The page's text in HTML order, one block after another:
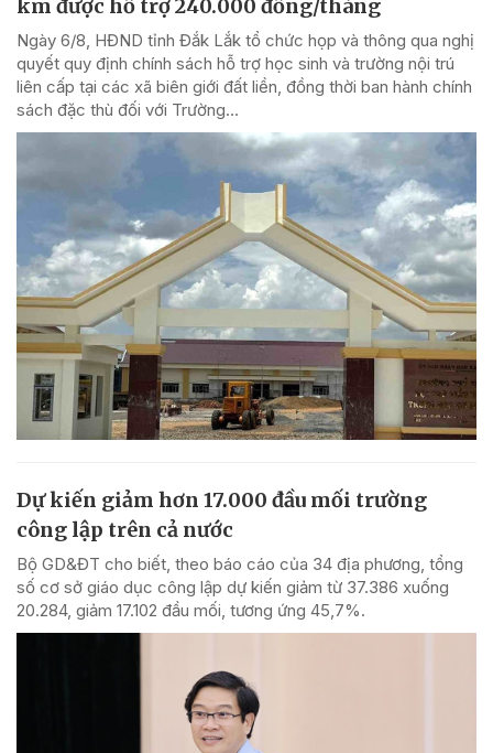
km được hỗ trợ 240.000 đồng/tháng
Ngày 6/8, HĐND tỉnh Đắk Lắk tổ chức họp và thông qua nghị
quyết quy định chính sách hỗ trợ học sinh và trường nội trú
liên cấp tại các xã biên giới đất liền, đồng thời ban hành chính
sách đặc thù đối với Trường...
Dự kiến giảm hơn 17.000 đầu mối trường
công lập trên cả nước
Bộ GD&ĐT cho biết, theo báo cáo của 34 địa phương, tổng
số cơ sở giáo dục công lập dự kiến giảm từ 37.386 xuống
20.284, giảm 17.102 đầu mối, tương ứng 45,7%.